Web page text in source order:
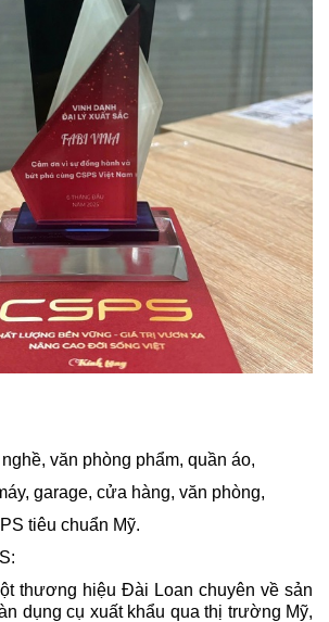
văn phòng phẩm, quần áo,
garage, cửa hàng, văn phòng,
tiêu chuẩn Mỹ.
hiệu Đài Loan chuyên về sản
dụng cụ xuất khẩu qua thị trường Mỹ,